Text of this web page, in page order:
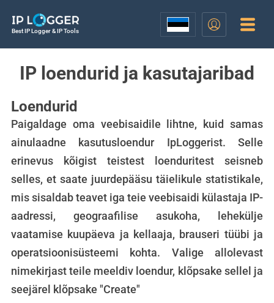
Best IP Logger & IP Tools
IP loendurid ja kasutajaribad
Loendurid
Paigaldage oma veebisaidile lihtne, kuid samas
ainulaadne kasutusloendur IpLoggerist. Selle
erinevus kõigist teistest loenduritest seisneb
selles, et saate juurdepääsu täielikule statistikale,
mis sisaldab teavet iga teie veebisaidi külastaja IP-
aadressi, geograafilise asukoha, lehekülje
vaatamise kuupäeva ja kellaaja, brauseri tüübi ja
operatsioonisüsteemi kohta. Valige allolevast
nimekirjast teile meeldiv loendur, klõpsake sellel ja
seejärel klõpsake "Create"